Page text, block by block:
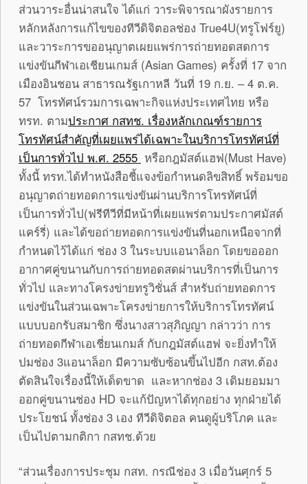
ส่วนวาระอื่นน่าสนใจ ได้แก่ วาระพิจารณาผังรายการ
หลักหลังการแก้ไขของทีวีดิจิตอลช่อง True4U(ทรูโฟร์ยู)
และวาระการขออนุญาตเผยแพร่การถ่ายทอดสดการ
แข่งขันกีฬาเอเชียนเกมส์ (Asian Games) ครั้งที่ 17 จาก
เมืองอินชอน สาธารณรัฐเกาหลี วันที่ 19 ก.ย. – 4 ต.ค.
57 โทรทัศน์รวมการเฉพาะกิจแห่งประเทศไทย หรือ
ทรท. ตามประกาศ กสทช. เรื่องหลักเกณฑ์รายการ
โทรทัศน์สำคัญที่เผยแพร่ได้เฉพาะในบริการโทรทัศน์ที่
เป็นการทั่วไป พ.ศ. 2555 หรือกฎมัสต์แฮฟ(Must Have)
ทั้งนี้ ทรท.ได้ทำหนังสือชี้แจงข้อกำหนดลิขสิทธิ์ พร้อมขอ
อนุญาตถ่ายทอดการแข่งขันผ่านบริการโทรทัศน์ที่
เป็นการทั่วไป(ฟรีทีวีที่มีหน้าที่เผยแพร่ตามประกาศมัสต์
แคร์รี่) และได้ขอถ่ายทอดการแข่งขันที่นอกเหนือจากที่
กำหนดไว้ได้แก่ ช่อง 3 ในระบบแอนาล็อก โดยขอออก
อากาศคู่ขนานกับการถ่ายทอดสดผ่านบริการที่เป็นการ
ทั่วไป และทางโครงข่ายทรูวิชั่นส์ สำหรับถ่ายทอดการ
แข่งขันในส่วนเฉพาะโครงข่ายการให้บริการโทรทัศน์
แบบบอกรับสมาชิก ซึ่งนางสาวสุภิญญา กล่าวว่า การ
ถ่ายทอดกีฬาเอเชี่ยนเกมส์ กับกฎมัสต์แฮฟ จะยิ่งทำให้
ปมช่อง 3แอนาล็อก มีความซับซ้อนขึ้นไปอีก กสท.ต้อง
ตัดสินใจเรื่องนี้ให้เด็ดขาด และหากช่อง 3 เดิมยอมมา
ออกคู่ขนานช่อง HD จะแก้ปัญหาได้ทุกอย่าง ทุกฝ่ายได้
ประโยชน์ ทั้งช่อง 3 เอง ทีวีดิจิตอล คนดูผู้บริโภค และ
เป็นไปตามกติกา กสทช.ด้วย
“ส่วนเรื่องการประชุม กสท. กรณีช่อง 3 เมื่อวันศุกร์ 5